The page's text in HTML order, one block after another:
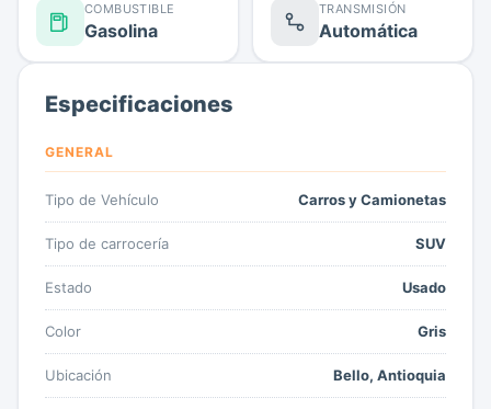
COMBUSTIBLE
Gasolina
TRANSMISIÓN
Automática
Especificaciones
GENERAL
Tipo de Vehículo Carros y Camionetas
Tipo de carrocería SUV
Estado Usado
Color Gris
Ubicación Bello, Antioquia